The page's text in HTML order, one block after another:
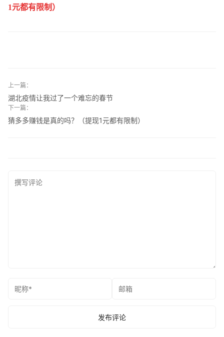
1元都有限制）
上一篇：
湖北疫情让我过了一个难忘的春节
下一篇：
猜多多赚钱是真的吗？（提现1元都有限制）